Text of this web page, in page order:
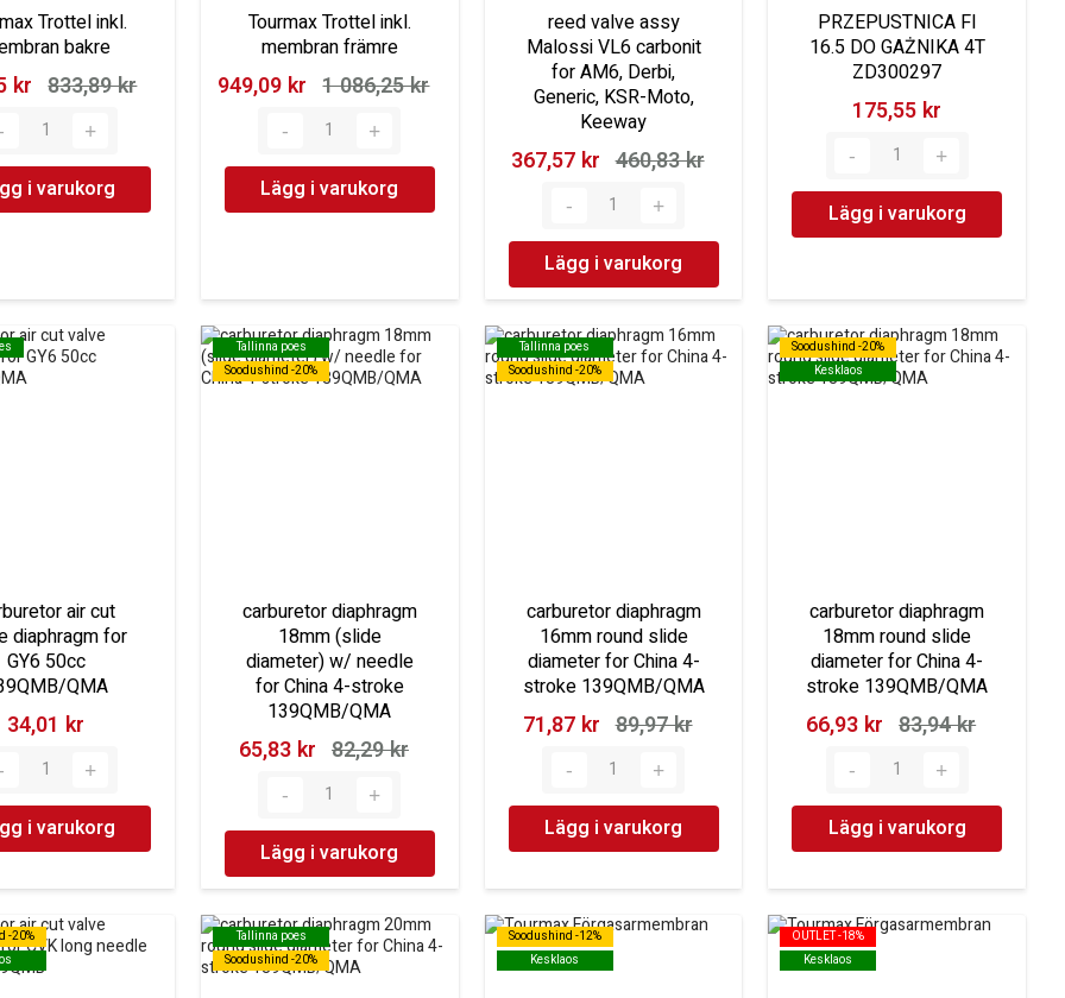
Trottel inkl.
bakre
kr‎ 833,89 kr‎
i varukorg
Tourmax Trottel inkl.
membran främre
949,09 kr‎ 1 086,25 kr‎
Lägg i varukorg
reed valve assy
Malossi VL6 carbonit
for AM6, Derbi,
Generic, KSR-Moto,
Keeway
367,57 kr‎ 460,83 kr‎
Lägg i varukorg
PRZEPUSTNICA FI
16.5 DO GAŻNIKA 4T
ZD300297
175,55 kr‎
Lägg i varukorg
air cut
diaphragm for
GY6 50cc
QMA
34,01 kr‎
i varukorg
Tallinna poes
Soodushind -20%
Tallinna poes
Soodushind -20%
carburetor diaphragm
18mm (slide
diameter) w/ needle
for China 4-stroke
139QMB/QMA
65,83 kr‎ 82,29 kr‎
Lägg i varukorg
Tallinna poes
Soodushind -20%
Tallinna poes
Soodushind -20%
carburetor diaphragm
16mm round slide
diameter for China 4-
stroke 139QMB/QMA
71,87 kr‎ 89,97 kr‎
Lägg i varukorg
Soodushind -20%
Kesklaos
Soodushind -20%
Kesklaos
carburetor diaphragm
18mm round slide
diameter for China 4-
stroke 139QMB/QMA
66,93 kr‎ 83,94 kr‎
Lägg i varukorg
-20%
-20%
Tallinna poes
Soodushind -20%
Tallinna poes
Soodushind -20%
Soodushind -12%
Kesklaos
Soodushind -12%
Kesklaos
OUTLET -18%
Kesklaos
OUTLET -18%
Kesklaos